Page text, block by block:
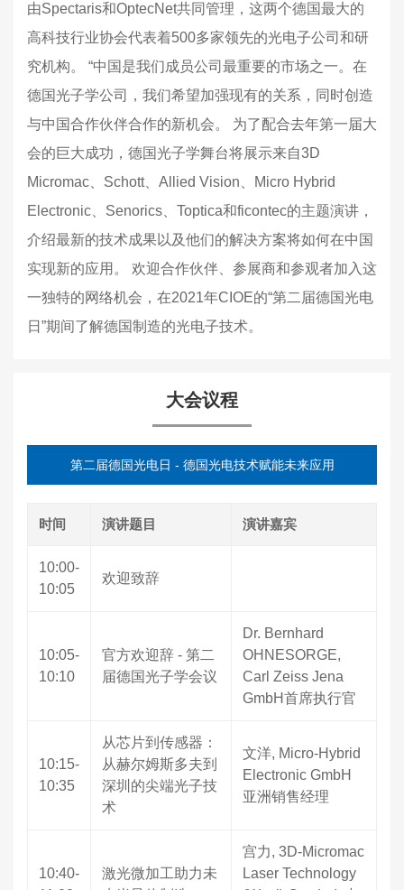
由Spectaris和OptecNet共同管理，这两个德国最大的
高科技行业协会代表着500多家领先的光电子公司和研
究机构。 “中国是我们成员公司最重要的市场之一。在
德国光子学公司，我们希望加强现有的关系，同时创造
与中国合作伙伴合作的新机会。 为了配合去年第一届大
会的巨大成功，德国光子学舞台将展示来自3D
Micromac、Schott、Allied Vision、Micro Hybrid
Electronic、Senorics、Toptica和ficontec的主题演讲，
介绍最新的技术成果以及他们的解决方案将如何在中国
实现新的应用。 欢迎合作伙伴、参展商和参观者加入这
一独特的网络机会，在2021年CIOE的“第二届德国光电
日”期间了解德国制造的光电子技术。
大会议程
第二届德国光电日 - 德国光电技术赋能未来应用
时间 演讲题目 演讲嘉宾
10:00-
10:05
欢迎致辞
10:05-
10:10
官方欢迎辞 - 第二
届德国光子学会议
Dr. Bernhard
OHNESORGE,
Carl Zeiss Jena
GmbH首席执行官
10:15-
10:35
从芯片到传感器：
从赫尔姆斯多夫到
深圳的尖端光子技
术
文洋, Micro-Hybrid
Electronic GmbH
亚洲销售经理
10:40-
激光微加工助力未
宫力, 3D-Micromac
Laser Technology